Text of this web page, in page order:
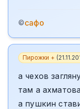
©сафо
Пирожки + (
а чехов
там а
а пушкин